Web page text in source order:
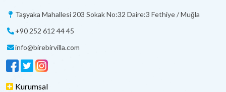
Taşyaka Mahallesi 203 Sokak No:32 Daire:3 Fethiye / Muğla
+90 252 612 44 45
info@birebirvilla.com
Kurumsal